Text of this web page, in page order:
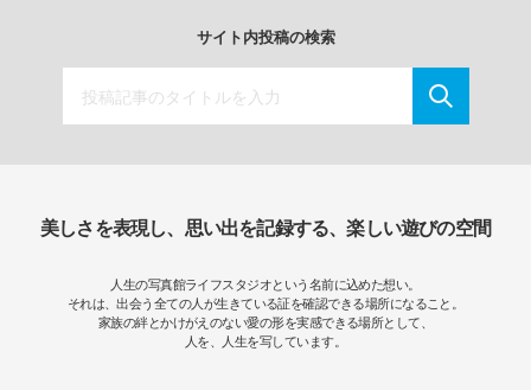
サイト内投稿の検索
美しさを表現し、思い出を記録する、楽しい遊びの空間
人生の写真館ライフスタジオという名前に込めた想い。
それは、出会う全ての人が生きている証を確認できる場所になること。
家族の絆とかけがえのない愛の形を実感できる場所として、
人を、人生を写しています。